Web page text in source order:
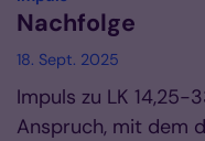
Nachfolge
18. Sept. 2025
Impuls zu LK 14,25-
Anspruch, mit dem